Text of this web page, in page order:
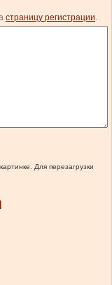
страницу регистрации.
Для перезагрузки